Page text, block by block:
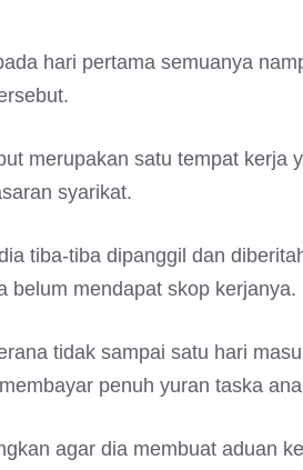
hari pertama semuanya
merupakan satu tempat kerja
syarikat.
tiba-tiba dipanggil dan
belum mendapat skop kerjanya.
tidak sampai satu hari
penuh yuran taska
agar dia membuat aduan